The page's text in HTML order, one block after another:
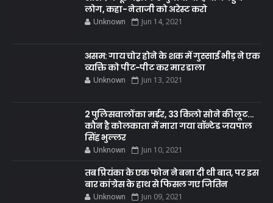
लोग, कहा- नेताजी को अरेस्ट करो
Unknown Jun 14, 2021
असम: गाय चोर होने के शक में गुस्साई भीड़ ने एक
व्यक्ति को पीट-पीट कर मार डाला
Unknown Jun 13, 2021
2 पुलिसवालों का मर्डर, 33 किलो सोने की लूट...
कौन है कोलकाता में मारा गया वॉन्टेड जयपाल
सिंह भुल्लर
Unknown Jun 10, 2021
तब प्रियंका के एक फोन ने बना दी थी बात, पर इस
बार कांग्रेस के हाथ से फिसल गए जितिन
Unknown Jun 09, 2021